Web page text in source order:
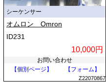
シーケンサー
オムロン Omron
ID231
10,000円
お問い合わせ
【個別ページ】
【フォーム】
Z22070867